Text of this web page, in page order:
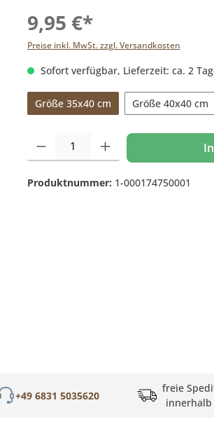
9,95 €*
Preise inkl. MwSt. zzgl. Versandkosten
Sofort verfügbar, Lieferzeit: ca. 2
Größe 35x40 cm Größe 40x40 cm
Produkt Anzahl: Gib den gewünschten Wert
Produktnummer: 1-000174750001
+49 6831 5035620
freie
innerhalb